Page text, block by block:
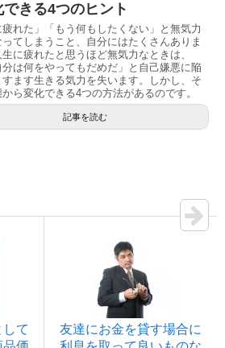
できる4つのヒント
疲れた」「もう何もしたくない」と無気力
てしまうこと、自分にはたくさんありま
生に疲れたと思うほど無気力なときは、
分は何をやってもだめだ」と自己嫌悪に陥
すます生きる気力を失います。しかし、そ
ら変化できる4つの方法があるのです。
記事を読む
て
友達にお金を貸す場合に